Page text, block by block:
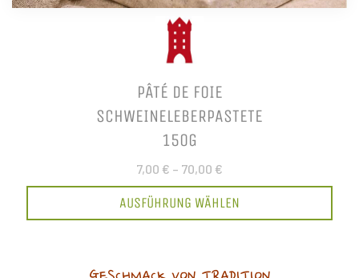
PÂTÉ DE FOIE
SCHWEINELEBERPASTETE
150G
7,00 € – 70,00 €
AUSFÜHRUNG WÄHLEN